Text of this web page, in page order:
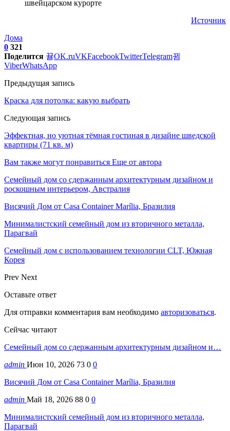
Источник
Дома
0 321
Поделится
OK.ruVKFacebookTwitterTelegram
ViberWhatsApp
Предыдущая запись
Краска для потолка: какую выбрать
Следующая запись
Эффектная, но уютная тёмная гостиная в дизайне шведской
квартиры (71 кв. м)
Вам также могут понравиться Еще от автора
Семейный дом со сдержанным архитектурным дизайном и
роскошным интерьером, Австралия
Висячий Дом от Casa Container Marília, Бразилия
Минималистский семейный дом из вторичного металла,
Парагвай
Семейный дом с использованием технологии CLT, Южная
Корея
Prev Next
Оставьте ответ
Для отправки комментария вам необходимо авторизоваться.
Сейчас читают
Семейный дом со сдержанным архитектурным дизайном и…
admin Июн 10, 2026 73 0 0
Висячий Дом от Casa Container Marília, Бразилия
admin Май 18, 2026 88 0 0
Минималистский семейный дом из вторичного металла,
Парагвай